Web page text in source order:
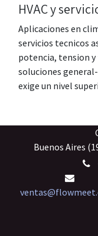
HVAC y
Aplicaciones en
servicios tecnicos
potencia, tension y
soluciones
exige un nivel
Camino
Buenos Aires